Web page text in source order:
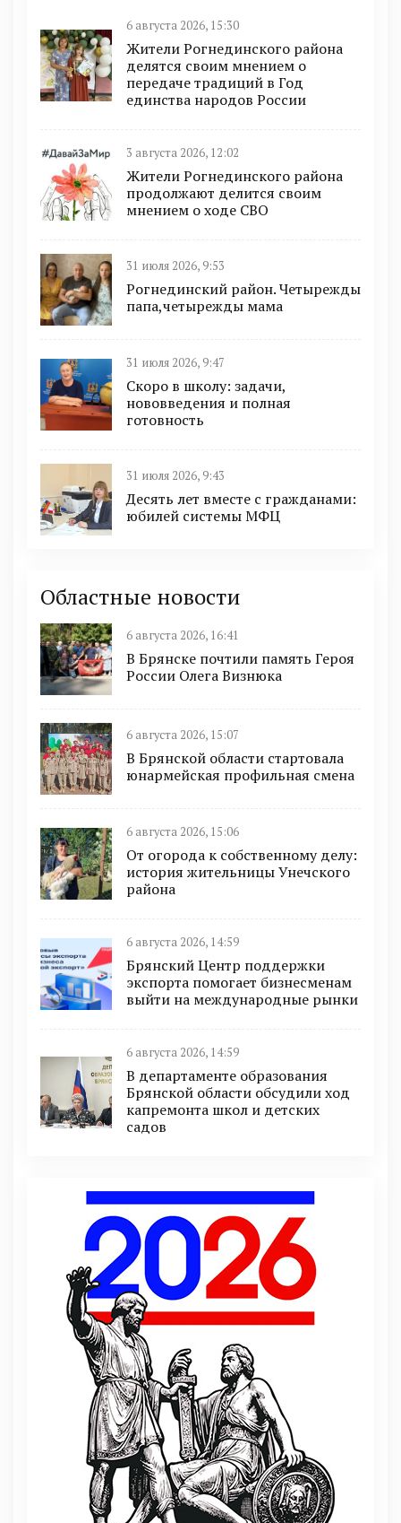
6 августа 2026, 15:30
Жители Рогнединского района
делятся своим мнением о
передаче традиций в Год
единства народов России
3 августа 2026, 12:02
Жители Рогнединского района
продолжают делится своим
мнением о ходе СВО
31 июля 2026, 9:53
Рогнединский район. Четырежды
папа,четырежды мама
31 июля 2026, 9:47
Скоро в школу: задачи,
нововведения и полная
готовность
31 июля 2026, 9:43
Десять лет вместе с гражданами:
юбилей системы МФЦ
Областные новости
6 августа 2026, 16:41
В Брянске почтили память Героя
России Олега Визнюка
6 августа 2026, 15:07
В Брянской области стартовала
юнармейская профильная смена
6 августа 2026, 15:06
От огорода к собственному делу:
история жительницы Унечского
района
6 августа 2026, 14:59
Брянский Центр поддержки
экспорта помогает бизнесменам
выйти на международные рынки
6 августа 2026, 14:59
В департаменте образования
Брянской области обсудили ход
капремонта школ и детских
садов